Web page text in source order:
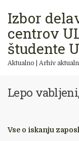
Izbor
centrov
študente
Aktualno Arhiv
Lepo
Vse o iskanju